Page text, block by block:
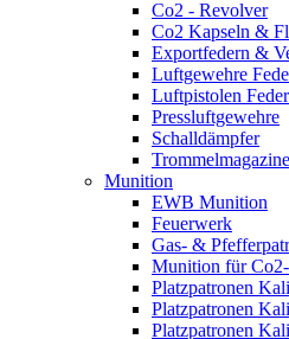
Co2 - Revolver
Co2 Kapseln &
Exportfedern &
Luftgewehre
Luftpistolen
Pressluftgewehre
Schalldämpfer
Trommelmagazine
Munition
EWB Munition
Feuerwerk
Gas- &
Munition für
Platzpatronen
Platzpatronen
Platzpatronen